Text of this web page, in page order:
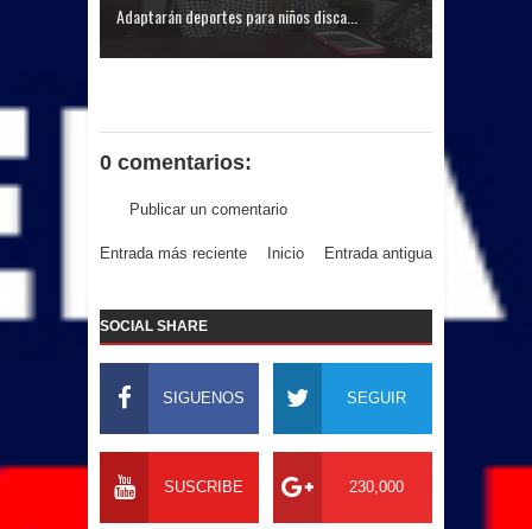
Adaptarán deportes para niños disca...
0 comentarios:
Publicar un comentario
Entrada más reciente Entrada antigua
Inicio
SOCIAL SHARE
SIGUENOS SEGUIR
SUSCRIBE 230,000